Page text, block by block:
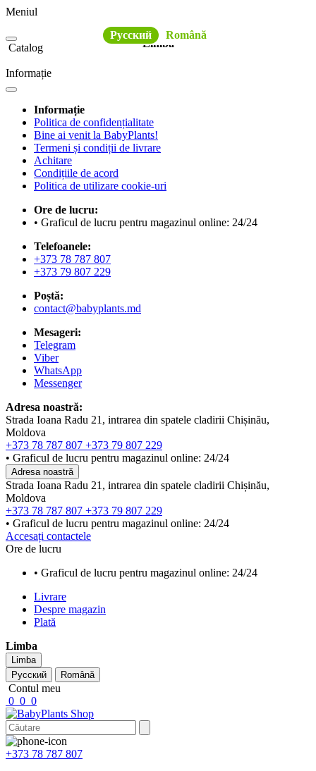
Meniul
Limba
Русский
Română
Catalog
Informație
Informație
Politica de confidențialitate
Bine ai venit la BabyPlants!
Termeni și condiții de livrare
Achitare
Condițiile de acord
Politica de utilizare cookie-uri
Ore de lucru:
• Graficul de lucru pentru magazinul online: 24/24
Telefoanele:
+373 78 787 807
+373 79 807 229
Poștă:
contact@babyplants.md
Mesageri:
Telegram
Viber
WhatsApp
Messenger
Adresa noastră:
Strada Ioana Radu 21, intrarea din spatele cladirii Chișinău,
Moldova
+373 78 787 807 +373 79 807 229
• Graficul de lucru pentru magazinul online: 24/24
Adresa noastră
Strada Ioana Radu 21, intrarea din spatele cladirii Chișinău,
Moldova
+373 78 787 807 +373 79 807 229
• Graficul de lucru pentru magazinul online: 24/24
Accesați contactele
Ore de lucru
• Graficul de lucru pentru magazinul online: 24/24
Livrare
Despre magazin
Plată
Limba
Limba
Русский
Română
Contul meu
0 0 0
+373 78 787 807